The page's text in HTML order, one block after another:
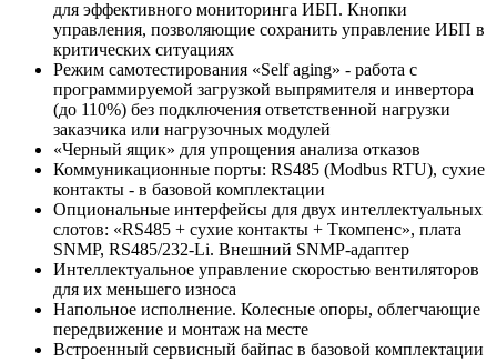
для эффективного мониторинга ИБП. Кнопки
управления, позволяющие сохранить управление ИБП в
критических ситуациях
Режим самотестирования «Self aging» - работа с
программируемой загрузкой выпрямителя и инвертора
(до 110%) без подключения ответственной нагрузки
заказчика или нагрузочных модулей
«Черный ящик» для упрощения анализа отказов
Коммуникационные порты: RS485 (Modbus RTU), сухие
контакты - в базовой комплектации
Опциональные интерфейсы для двух интеллектуальных
слотов: «RS485 + сухие контакты + Ткомпенс», плата
SNMP, RS485/232-Li. Внешний SNMP-адаптер
Интеллектуальное управление скоростью вентиляторов
для их меньшего износа
Напольное исполнение. Колесные опоры, облегчающие
передвижение и монтаж на месте
Встроенный сервисный байпас в базовой комплектации